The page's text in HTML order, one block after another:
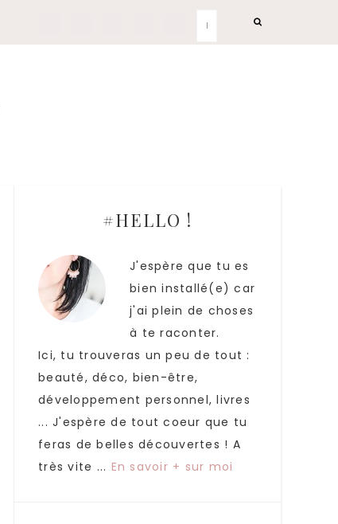
#HELLO !
J'espère que tu es
bien installé(e) car
j'ai plein de choses
à te raconter.
Ici, tu trouveras un peu de tout :
beauté, déco, bien-être,
développement personnel, livres
... J'espère de tout coeur que tu
feras de belles découvertes ! A
très vite ... En savoir + sur moi